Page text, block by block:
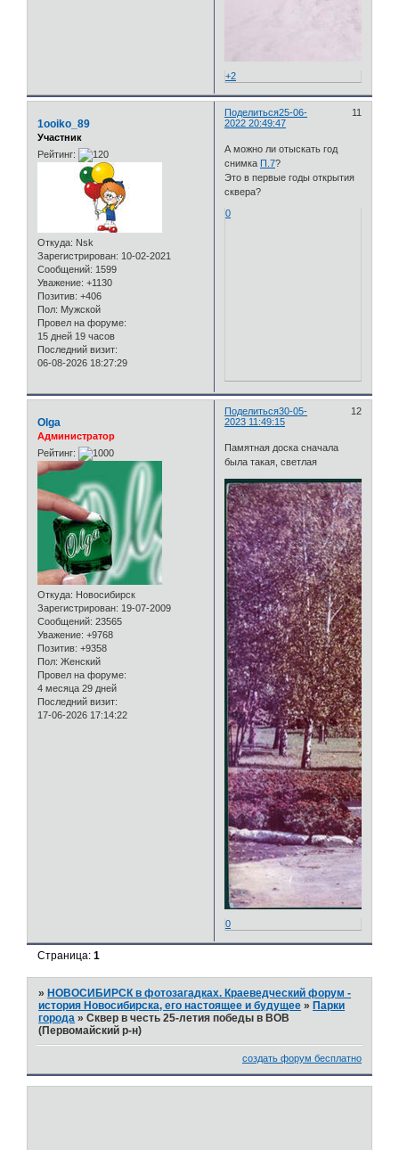
+2
Поделиться 11
25-06-
2022 20:49:47
1ooiko_89
Участник
Рейтинг:
Откуда: Nsk
Зарегистрирован: 10-02-2021
Сообщений: 1599
Уважение: +1130
Позитив: +406
Пол: Мужской
Провел на форуме:
15 дней 19 часов
Последний визит:
06-08-2026 18:27:29
А можно ли отыскать год
снимкаП.7?
Это в первые годы открытия
сквера?
0
Поделиться 12
30-05-
2023 11:49:15
Olga
Администратор
Рейтинг:
Откуда: Новосибирск
Зарегистрирован: 19-07-2009
Сообщений: 23565
Уважение: +9768
Позитив: +9358
Пол: Женский
Провел на форуме:
4 месяца 29 дней
Последний визит:
17-06-2026 17:14:22
Памятная доска сначала
была такая, светлая
0
Страница:1
» НОВОСИБИРСК в фотозагадках. Краеведческий форум -
история Новосибирска, его настоящее и будущее » Парки
города »Сквер в честь 25-летия победы в ВОВ
(Первомайский р-н)
создать форум бесплатно